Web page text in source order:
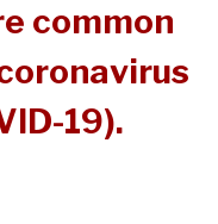
common
19).